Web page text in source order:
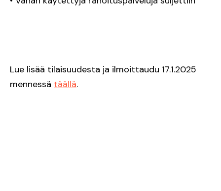
Lue lisää tilaisuudesta ja ilmoittaudu 17.1.2025
mennessä täällä.